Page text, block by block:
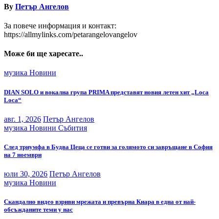
By Петър Ангелов
За повече информация и контакт:
https://allmylinks.com/petarangelovangelov
Може би ще харесате..
музика Новини
DIAN SOLO и вокална група PRIMA представят новия летен хит „Loca
Loca“
авг. 1, 2026 Петър Ангелов
музика Новини Събития
След триумфа в Будва Цеца се готви за голямото си завръщане в София
на 7 ноември
юли 30, 2026 Петър Ангелов
музика Новини
Скандално видео взриви мрежата и превърна Киара в една от най-
обсъжданите теми у нас